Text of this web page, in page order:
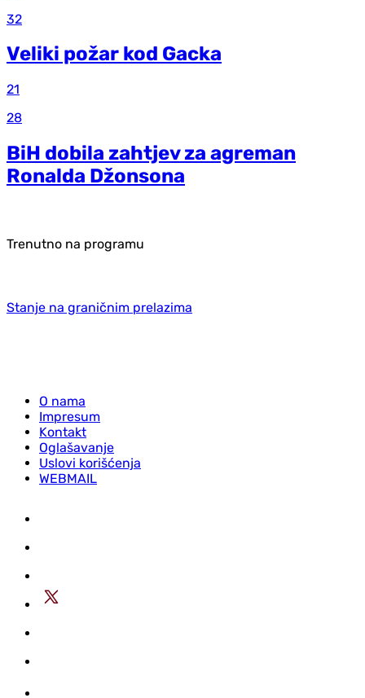
32
Veliki požar kod Gacka
21
28
BiH dobila zahtjev za agreman
Ronalda Džonsona
Trenutno na programu
Stanje na graničnim prelazima
O nama
Impresum
Kontakt
Oglašavanje
Uslovi korišćenja
WEBMAIL